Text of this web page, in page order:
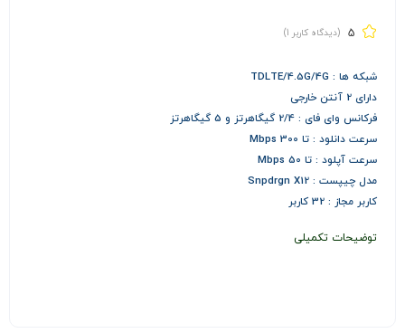
5 (دیدگاه کاربر 1
)
شبکه ها : TDLTE/4.5G/4G
دارای 2 آنتن خارجی
فرکانس وای فای : 2/4 گیگاهرتز و 5 گیگاهرتز
سرعت دانلود : تا 300 Mbps
سرعت آپلود : تا 50 Mbps
مدل چیپست : Snpdrgn X12
کاربر مجاز : 32 کاربر
توضیحات تکمیلی